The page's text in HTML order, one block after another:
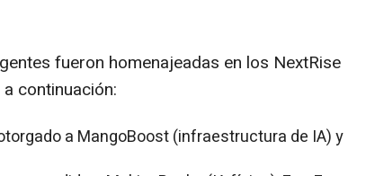
fueron homenajeadas en los NextRise
continuación:
a MangoBoost (infraestructura de IA) y